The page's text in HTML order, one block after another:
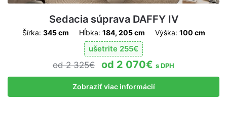
Sedacia súprava DAFFY IV
Šírka: 345 cm Hĺbka: 184, 205 cm Výška: 100 cm
ušetrite 255€
2 325€ 2 070€ s DPH
Zobraziť viac informácií